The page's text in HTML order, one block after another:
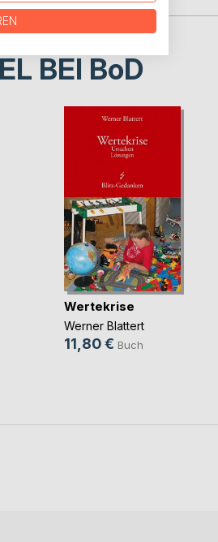
BEI BoD
Wertekrise
Werner Blattert
11,80 € Buch